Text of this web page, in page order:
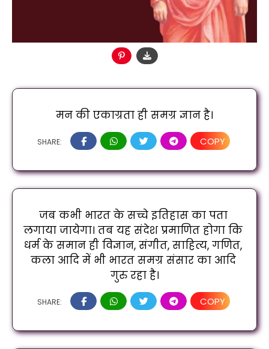
मन की एकाग्रता ही समग्र ज्ञान है।
SHARE: COPY
जब कभी भारत के सच्चे इतिहास का पता
लगाया जायेगा। तब यह संदेश प्रमाणित होगा कि
धर्म के समान ही विज्ञान, संगीत, साहित्य, गणित,
कला आदि में भी भारत समग्र संसार का आदि
गुरु रहा है।
SHARE: COPY